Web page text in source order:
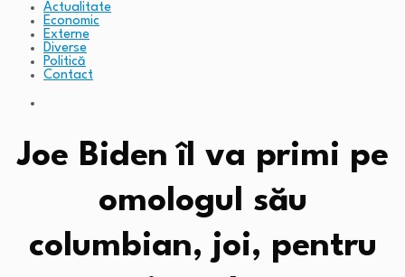
Actualitate
Economic
Externe
Diverse
Politică
Contact
Joe Biden îl va primi pe
omologul său
columbian, joi, pentru